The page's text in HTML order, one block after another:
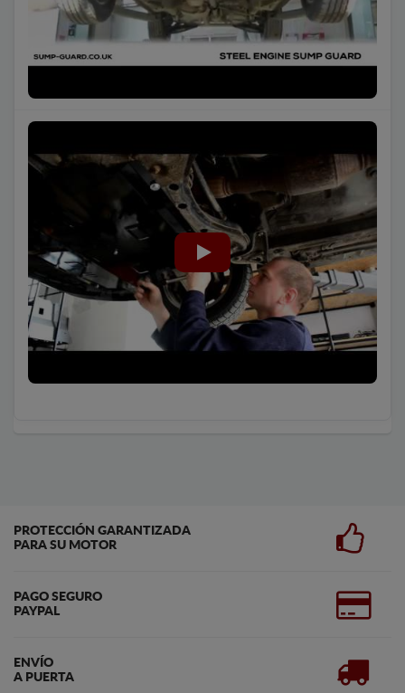
PROTECCIÓN GARANTIZADA
PARA SU MOTOR
PAGO SEGURO
PAYPAL
ENVÍO
A PUERTA